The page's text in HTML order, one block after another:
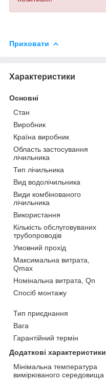
Приховати
Характеристики
Основні
Стан
Виробник
Країна виробник
Область застосування
лічильника
Тип лічильника
Вид водолічильника
Види комбінованого
лічильника
Використання
Кількість обслуговуваних
трубопроводів
Умовний прохід
Максимальна витрата,
Qmax
Номінальна витрата, Qn
Спосіб монтажу
Тип приєднання
Вага
Гарантійний термін
Додаткові характеристики
Мінімальна температура
вимірюваного середовища